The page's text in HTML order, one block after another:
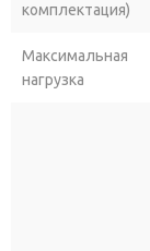
комплектация)
Максимальная
нагрузка